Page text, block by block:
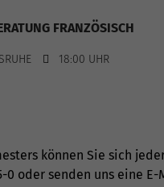
FRANZÖSISCH
18:00 UHR
können Sie sich
0 oder senden uns eine E-